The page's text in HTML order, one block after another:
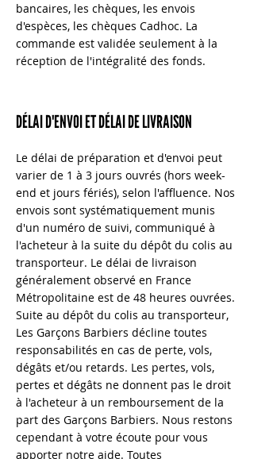
bancaires, les chèques, les envois
d'espèces, les chèques Cadhoc. La
commande est validée seulement à la
réception de l'intégralité des fonds.
DÉLAI D'ENVOI ET DÉLAI DE LIVRAISON
Le délai de préparation et d'envoi peut
varier de 1 à 3 jours ouvrés (hors week-
end et jours fériés), selon l'affluence. Nos
envois sont systématiquement munis
d'un numéro de suivi, communiqué à
l'acheteur à la suite du dépôt du colis au
transporteur. Le délai de livraison
généralement observé en France
Métropolitaine est de 48 heures ouvrées.
Suite au dépôt du colis au transporteur,
Les Garçons Barbiers décline toutes
responsabilités en cas de perte, vols,
dégâts et/ou retards. Les pertes, vols,
pertes et dégâts ne donnent pas le droit
à l'acheteur à un remboursement de la
part des Garçons Barbiers. Nous restons
cependant à votre écoute pour vous
apporter notre aide. Toutes